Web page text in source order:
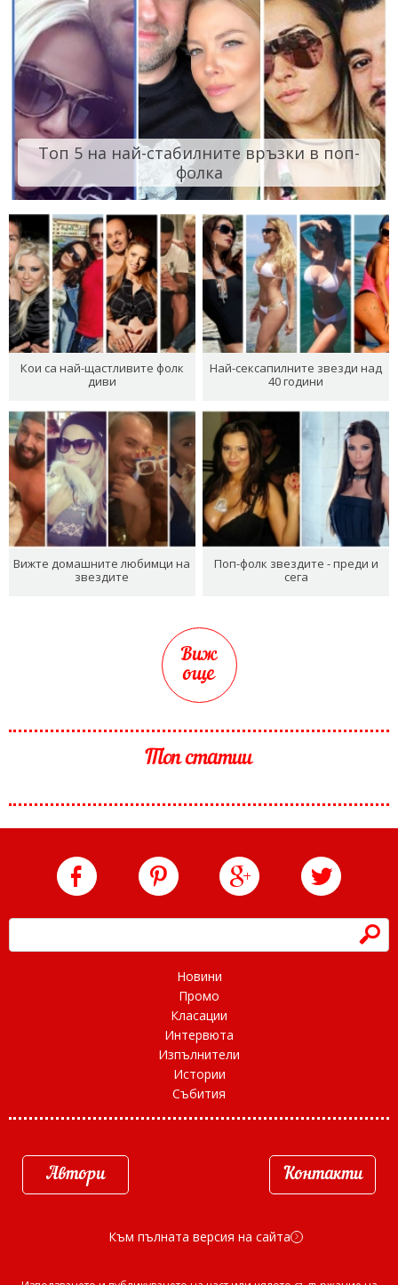
Топ 5 на най-стабилните връзки в поп-
фолка
Кои са най-щастливите фолк
диви
Най-сексапилните звезди над
40 години
Вижте домашните любимци на
звездите
Поп-фолк звездите - преди и
сега
Виж
още
Топ статии
h
Новини
Промо
Класации
Интервюта
Изпълнители
Истории
Събития
Автори Контакти
Към пълната версия на сайта d